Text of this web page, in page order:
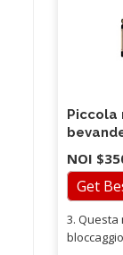
Piccola
/
NOI
Get
3.